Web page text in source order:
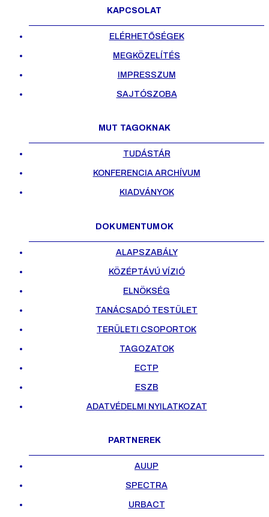
KAPCSOLAT
ELÉRHETŐSÉGEK
MEGKÖZELÍTÉS
IMPRESSZUM
SAJTÓSZOBA
MUT TAGOKNAK
TUDÁSTÁR
KONFERENCIA ARCHÍVUM
KIADVÁNYOK
DOKUMENTUMOK
ALAPSZABÁLY
KÖZÉPTÁVÚ VÍZIÓ
ELNÖKSÉG
TANÁCSADÓ TESTÜLET
TERÜLETI CSOPORTOK
TAGOZATOK
ECTP
ESZB
ADATVÉDELMI NYILATKOZAT
PARTNEREK
AUUP
SPECTRA
URBACT